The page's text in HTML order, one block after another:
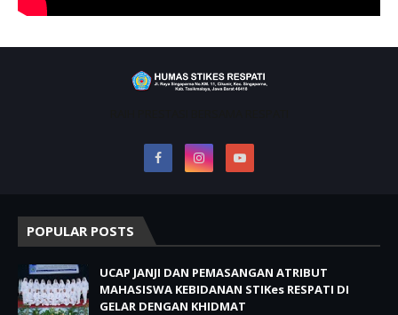
POPULAR POSTS
UCAP JANJI DAN PEMASANGAN ATRIBUT
MAHASISWA KEBIDANAN STIKes RESPATI DI
GELAR DENGAN KHIDMAT